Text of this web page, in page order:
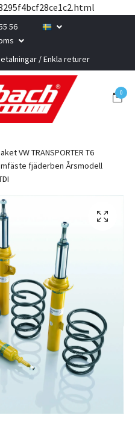
56
/ Enkla returer
0
VW TRANSPORTER T6
fjäderben Årsmodell